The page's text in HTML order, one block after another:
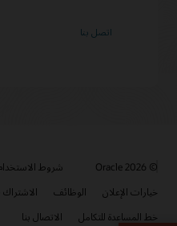
© 2026 Oracle
شروط
خيارات الإعلان
الوظائف
الاشتراك
خط المساعدة للتكامل
الاتصال بنا